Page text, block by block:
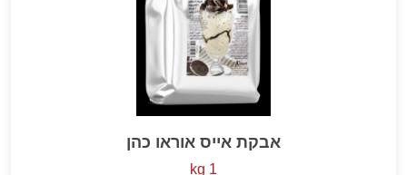
אבקת אייס אוראו כהן
1 kg